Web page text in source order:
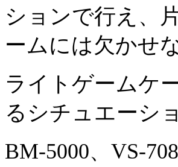
ションで行え、
ームには欠かせ
ライトゲームケ
るシチュエーシ
BM-5000、VS-